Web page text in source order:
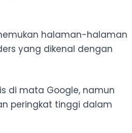
halaman-halaman
yang dikenal dengan
di mata Google, namun
peringkat tinggi dalam